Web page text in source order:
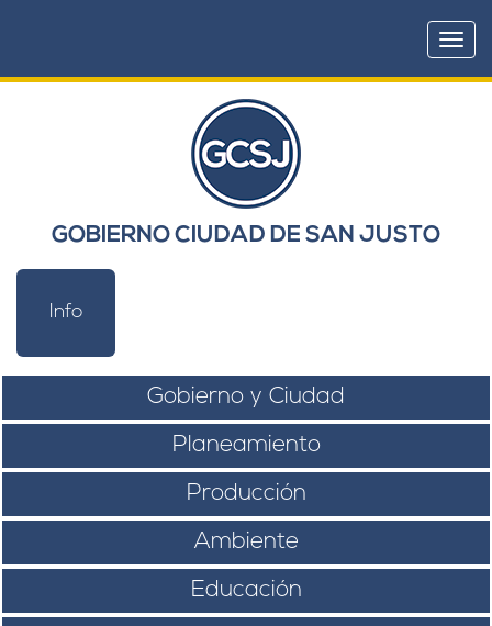
GOBIERNO CIUDAD DE SAN JUSTO
Info
Gobierno y Ciudad
Planeamiento
Producción
Ambiente
Educación